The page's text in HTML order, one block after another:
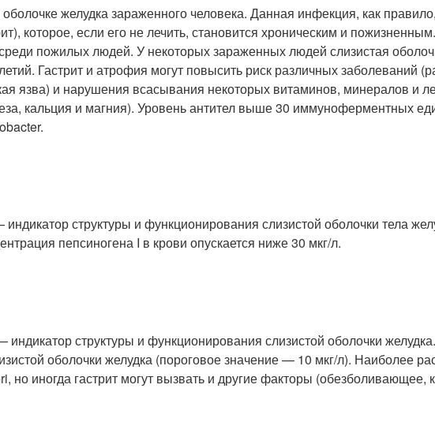
желудка зараженного человека. Данная инфекция, как
которое, если его не лечить, становится хроническим и
пожилых людей. У некоторых зараженных людей слизистая
Гастрит и атрофия могут повысить риск различных заболеваний
язва) и нарушения всасывания некоторых витаминов, минералов и
кальция и магния). Уровень антител выше 30 иммуноферментных
структуры и функционирования слизистой оболочки тела
пепсиногена I в крови опускается ниже 30 мкг/л.
структуры и функционирования слизистой оболочки
оболочки желудка (пороговое значение — 10 мкг/л). Наиболее
иногда гастрит могут вызвать и другие факторы (обезболивающее,